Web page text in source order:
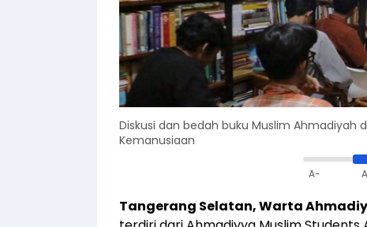
Diskusi dan bedah buku Muslim Ahmadiyah
Kemanusiaan
A- A
Tangerang Selatan, Warta